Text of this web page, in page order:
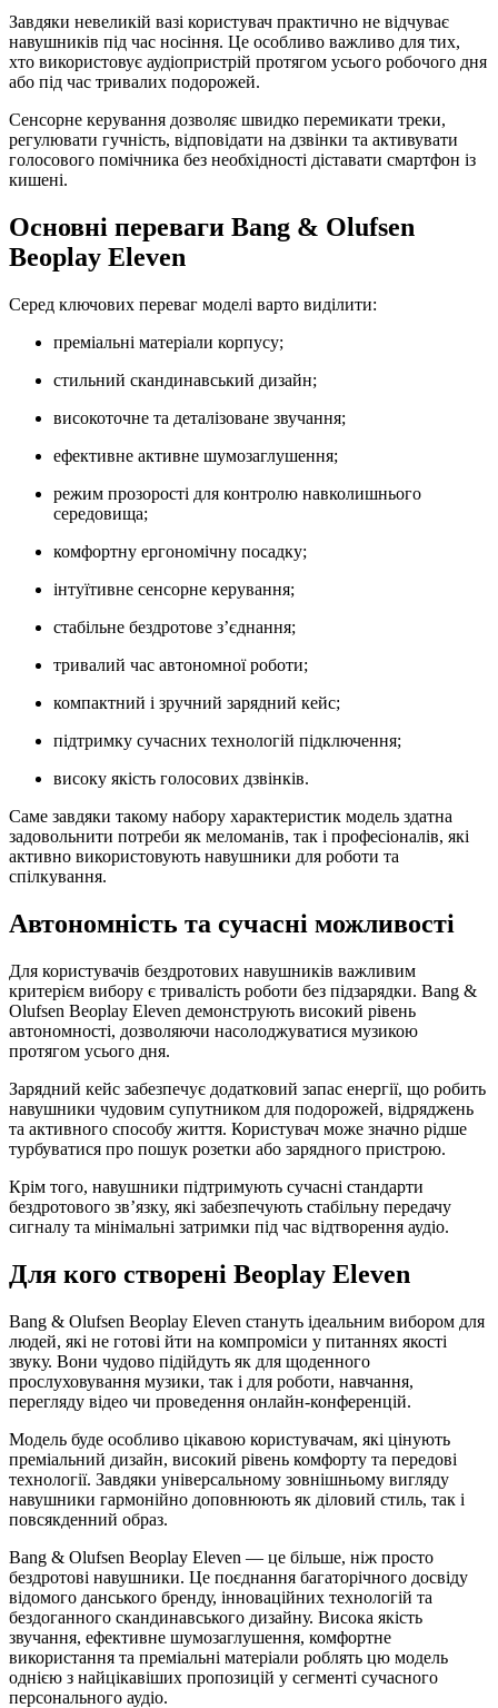
Завдяки невеликій вазі користувач практично не відчуває
навушників під час носіння. Це особливо важливо для тих,
хто використовує аудіопристрій протягом усього робочого дня
або під час тривалих подорожей.
Сенсорне керування дозволяє швидко перемикати треки,
регулювати гучність, відповідати на дзвінки та активувати
голосового помічника без необхідності діставати смартфон із
кишені.
Основні переваги Bang & Olufsen
Beoplay Eleven
Серед ключових переваг моделі варто виділити:
преміальні матеріали корпусу;
стильний скандинавський дизайн;
високоточне та деталізоване звучання;
ефективне активне шумозаглушення;
режим прозорості для контролю навколишнього
середовища;
комфортну ергономічну посадку;
інтуїтивне сенсорне керування;
стабільне бездротове з’єднання;
тривалий час автономної роботи;
компактний і зручний зарядний кейс;
підтримку сучасних технологій підключення;
високу якість голосових дзвінків.
Саме завдяки такому набору характеристик модель здатна
задовольнити потреби як меломанів, так і професіоналів, які
активно використовують навушники для роботи та
спілкування.
Автономність та сучасні можливості
Для користувачів бездротових навушників важливим
критерієм вибору є тривалість роботи без підзарядки. Bang &
Olufsen Beoplay Eleven демонструють високий рівень
автономності, дозволяючи насолоджуватися музикою
протягом усього дня.
Зарядний кейс забезпечує додатковий запас енергії, що робить
навушники чудовим супутником для подорожей, відряджень
та активного способу життя. Користувач може значно рідше
турбуватися про пошук розетки або зарядного пристрою.
Крім того, навушники підтримують сучасні стандарти
бездротового зв’язку, які забезпечують стабільну передачу
сигналу та мінімальні затримки під час відтворення аудіо.
Для кого створені Beoplay Eleven
Bang & Olufsen Beoplay Eleven стануть ідеальним вибором для
людей, які не готові йти на компроміси у питаннях якості
звуку. Вони чудово підійдуть як для щоденного
прослуховування музики, так і для роботи, навчання,
перегляду відео чи проведення онлайн-конференцій.
Модель буде особливо цікавою користувачам, які цінують
преміальний дизайн, високий рівень комфорту та передові
технології. Завдяки універсальному зовнішньому вигляду
навушники гармонійно доповнюють як діловий стиль, так і
повсякденний образ.
Bang & Olufsen Beoplay Eleven — це більше, ніж просто
бездротові навушники. Це поєднання багаторічного досвіду
відомого данського бренду, інноваційних технологій та
бездоганного скандинавського дизайну. Висока якість
звучання, ефективне шумозаглушення, комфортне
використання та преміальні матеріали роблять цю модель
однією з найцікавіших пропозицій у сегменті сучасного
персонального аудіо.